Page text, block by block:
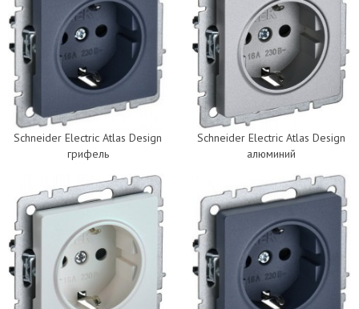
Schneider Electric Atlas Design
грифель
Schneider Electric Atlas Design
алюминий